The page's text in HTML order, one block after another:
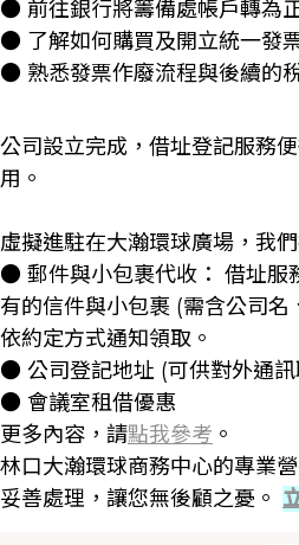
● 前往銀行將籌備處帳戶轉為
● 了解如何購買及開立統一發
● 熟悉發票作廢流程與後續的
公司設立完成，借址登記服務
用。
虛擬進駐在大瀚環球廣場，我
● 郵件與小包裹代收： 借址服
有的信件與小包裹 (需含公司
依約定方式通知領取。
● 公司登記地址 (可供對外通訊
● 會議室租借優惠
更多內容，請點我參考 。
林口大瀚環球商務中心的專業
妥善處理，讓您無後顧之憂。